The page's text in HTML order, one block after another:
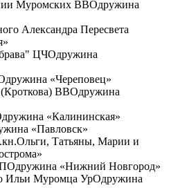
Муромских ВВОдружина
Александра Пересвета
ЦЧОдружина
дружина «Череповец»
ВВОдружина
дружина «Калининская»
«Павловск»
Татьяны, Марии и
дружина «Нижний Новгород»
Ильи Муромца УрОдружина